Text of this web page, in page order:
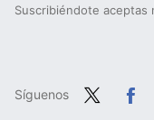
Suscribiéndote aceptas
Síguenos